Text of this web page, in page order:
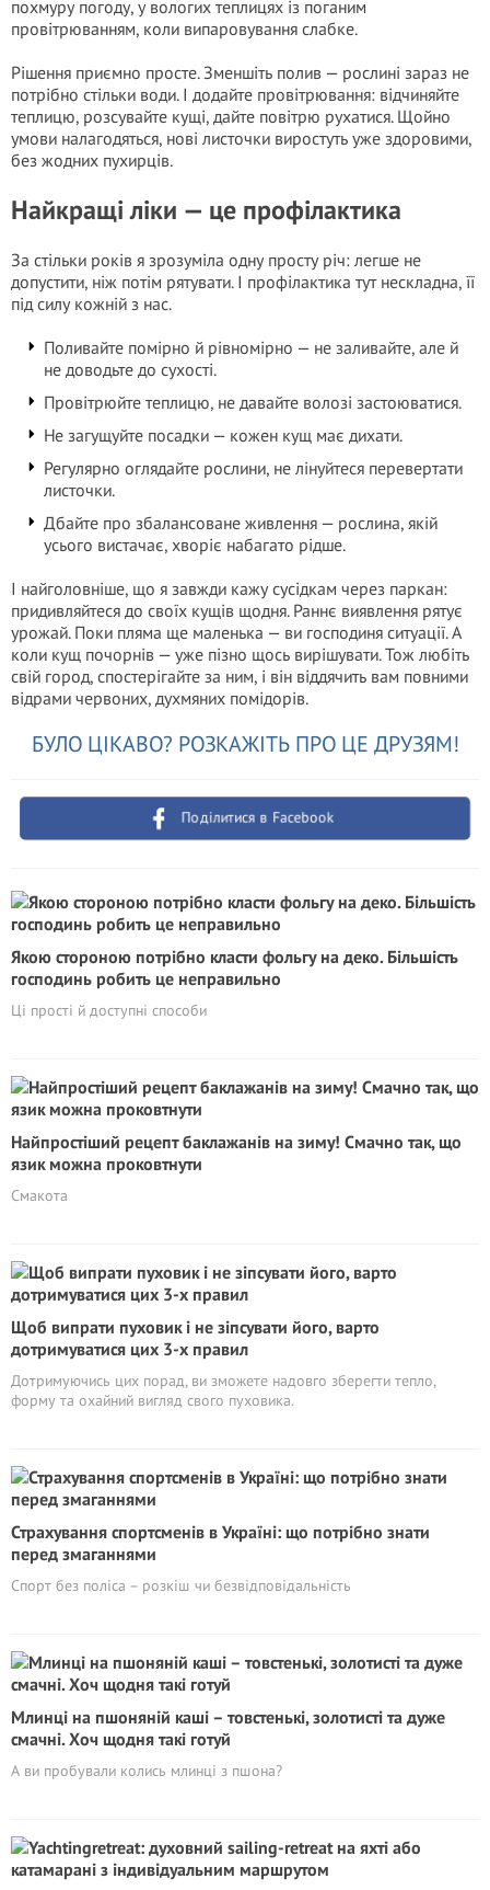
похмуру погоду, у вологих теплицях із поганим
провітрюванням, коли випаровування слабке.
Рішення приємно просте. Зменшіть полив — рослині зараз не
потрібно стільки води. І додайте провітрювання: відчиняйте
теплицю, розсувайте кущі, дайте повітрю рухатися. Щойно
умови налагодяться, нові листочки виростуть уже здоровими,
без жодних пухирців.
Найкращі ліки — це профілактика
За стільки років я зрозуміла одну просту річ: легше не
допустити, ніж потім рятувати. І профілактика тут нескладна, її
під силу кожній з нас.
Поливайте помірно й рівномірно — не заливайте, але й
не доводьте до сухості.
Провітрюйте теплицю, не давайте волозі застоюватися.
Не загущуйте посадки — кожен кущ має дихати.
Регулярно оглядайте рослини, не лінуйтеся перевертати
листочки.
Дбайте про збалансоване живлення — рослина, якій
усього вистачає, хворіє набагато рідше.
І найголовніше, що я завжди кажу сусідкам через паркан:
придивляйтеся до своїх кущів щодня. Раннє виявлення рятує
урожай. Поки пляма ще маленька — ви господиня ситуації. А
коли кущ почорнів — уже пізно щось вирішувати. Тож любіть
свій город, спостерігайте за ним, і він віддячить вам повними
відрами червоних, духмяних помідорів.
БУЛО ЦІКАВО? РОЗКАЖІТЬ ПРО ЦЕ ДРУЗЯМ!
Поділитися в Facebook
Якою стороною потрібно класти фольгу на деко. Більшість
господинь робить це неправильно
Ці прості й доступні способи
Найпростіший рецепт баклажанів на зиму! Смачно так, що
язик можна проковтнути
Смакота
Щоб випрати пуховик і не зіпсувати його, варто
дотримуватися цих 3-х правил
Дотримуючись цих порад, ви зможете надовго зберегти тепло,
форму та охайний вигляд свого пуховика.
Страхування спортсменів в Україні: що потрібно знати
перед змаганнями
Спорт без поліса – розкіш чи безвідповідальність
Млинці на пшоняній каші – товстенькі, золотисті та дуже
смачні. Хоч щодня такі готуй
А ви пробували колись млинці з пшона?